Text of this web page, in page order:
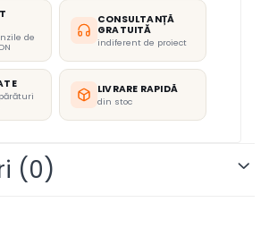
de
CONSULTANȚĂ
GRATUITĂ
indiferent de proiect
LIVRARE RAPIDĂ
din stoc
(0)